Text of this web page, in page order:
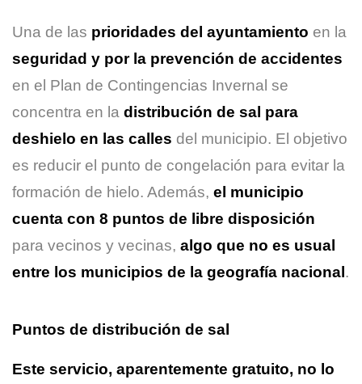
Una de las prioridades del ayuntamiento en la
seguridad y por la prevención de accidentes
en el Plan de Contingencias Invernal se
concentra en la distribución de sal para
deshielo en las calles del municipio. El objetivo
es reducir el punto de congelación para evitar la
formación de hielo. Además, el municipio
cuenta con 8 puntos de libre disposición
para vecinos y vecinas, algo que no es usual
entre los municipios de la geografía nacional .
Puntos de distribución de sal
Este servicio, aparentemente gratuito, no lo